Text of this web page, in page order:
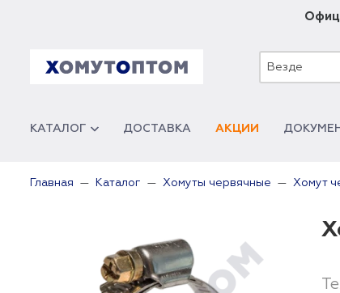
Везде
КАТАЛОГ ДОСТАВКА АКЦИИ
Главная Каталог Хомуты червячные Хомут